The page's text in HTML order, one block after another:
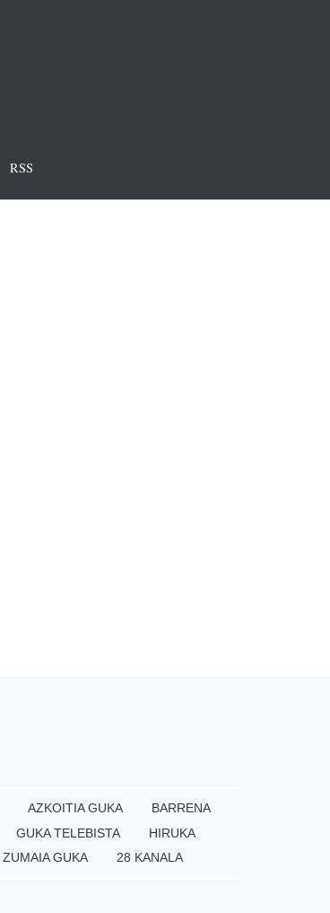
RSS
AZKOITIA GUKA
BARRENA
GUKA TELEBISTA
HIRUKA
ZUMAIA GUKA 28 KANALA